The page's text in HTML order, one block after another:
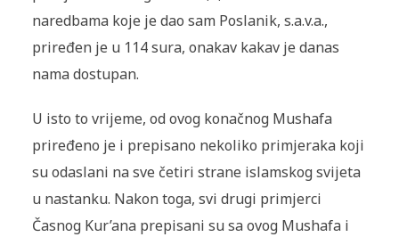
naredbama koje je dao sam Poslanik, s.a.v.a.,
priređen je u 114 sura, onakav kakav je danas
nama dostupan.
U isto to vrijeme, od ovog konačnog Mushafa
priređeno je i prepisano nekoliko primjeraka koji
su odaslani na sve četiri strane islamskog svijeta
u nastanku. Nakon toga, svi drugi primjerci
Časnog Kur’ana prepisani su sa ovog Mushafa i